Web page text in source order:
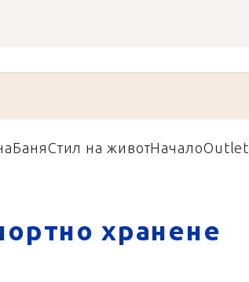
БаняСтил на животНачалоOutlet
хранене